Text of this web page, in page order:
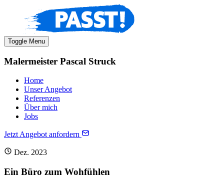
Toggle Menu
Malermeister Pascal Struck
Home
Unser Angebot
Referenzen
Über mich
Jobs
Jetzt Angebot anfordern
Dez. 2023
Ein Büro zum Wohfühlen